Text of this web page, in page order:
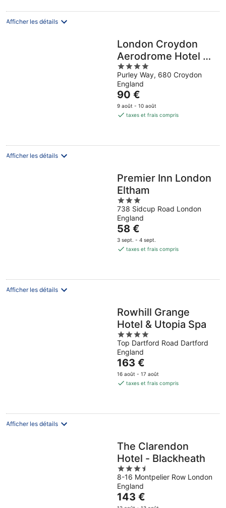
par
Afficher les détails
London Croydon
Aerodrome Hotel by
Sunday
4
out
of
5
Purley Way, 680 Croydon
England
Le
prix
est
par
90 €
9 août - 10 août
taxes et frais compris
Afficher les détails
Premier Inn London
Eltham
3
out
of
5
738 Sidcup Road London
England
Le
prix
est
par
58 €
3 sept. - 4 sept.
taxes et frais compris
Afficher les détails
Rowhill Grange
Hotel & Utopia Spa
4
out
of
5
Top Dartford Road Dartford
England
Le
prix
est
par
163 €
16 août - 17 août
taxes et frais compris
Afficher les détails
The Clarendon
Hotel - Blackheath
3.5
out
of
5
8-16 Montpelier Row London
England
Le
prix
143 €